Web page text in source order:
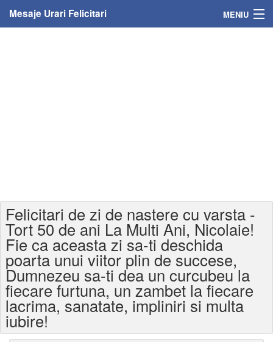
Mesaje Urari Felicitari MENIU
Felicitari varsta
Felicitari zilele anului
Felicitari zile saptamana
Felicitari muzicale
Felicitari muzicale personalizate
Felicitari de zi de nastere cu varsta -
Tort 50 de ani La Multi Ani, Nicolaie!
Fie ca aceasta zi sa-ti deschida
poarta unui viitor plin de succese,
Dumnezeu sa-ti dea un curcubeu la
fiecare furtuna, un zambet la fiecare
lacrima, sanatate, impliniri si multa
iubire!